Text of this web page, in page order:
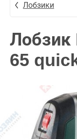
Лобзики
Лобзик
65